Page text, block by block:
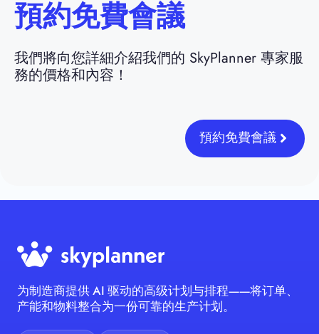
預約免費會議
我們將向您詳細介紹我們的 SkyPlanner 專家服
務的價格和內容！
預約免費會議
为制造商提供 AI 驱动的高级计划与排程——将订单、
产能和物料整合为一份可靠的生产计划。